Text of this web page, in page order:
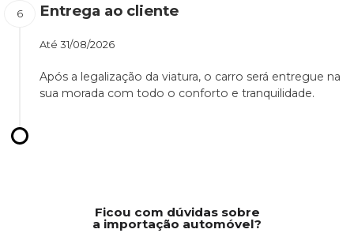
Entrega ao cliente
Até 31/08/2026
Após a legalização da viatura, o carro será entregue na
sua morada com todo o conforto e tranquilidade.
Ficou com dúvidas sobre
a importação automóvel?